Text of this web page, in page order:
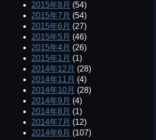
2015年8月 (54)
2015年7月 (54)
2015年6月 (27)
2015年5月 (46)
2015年4月 (26)
2015年1月 (1)
2014年12月 (28)
2014年11月 (4)
2014年10月 (28)
2014年9月 (4)
2014年8月 (1)
2014年7月 (12)
2014年6月 (107)